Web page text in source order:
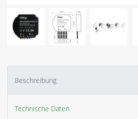
Beschreibung
Technische Daten